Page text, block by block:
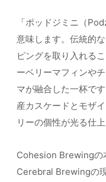
「ポッドジミニ（
意味します。伝統的
ピングを取り入れる
ーベリーマフィンや
マが融合した一杯で
産カスケードとモザ
リーの個性が光る仕
Cohesion Brewingの
Cerebral Brewingの